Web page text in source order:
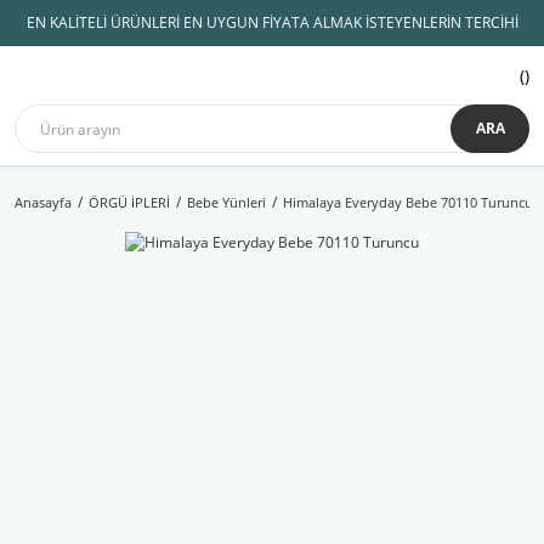
EN KALİTELİ ÜRÜNLERİ EN UYGUN FİYATA ALMAK İSTEYENLERİN TERCİHİ
ARA
Anasayfa ÖRGÜ İPLERİ Bebe Yünleri Himalaya Everyday Bebe 70110 Turuncu